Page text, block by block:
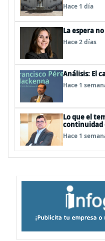
Hace 1 día
La espera
Hace 2 días
Análisis: El
Hace 1
Lo que el
continuidad
Hace 1